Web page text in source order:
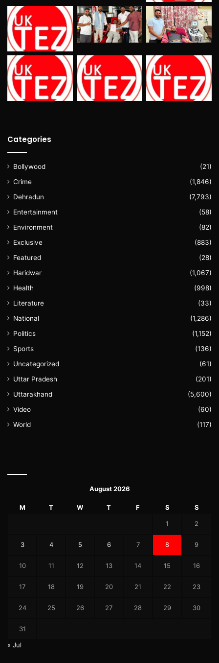
Categories
Bollywood
(21)
Crime
(1,846)
Dehradun
(7,793)
Entertainment
(58)
Environment
(82)
Exclusive
(883)
Featured
(28)
Haridwar
(1,067)
Health
(998)
Literature
(33)
National
(1,286)
Politics
(1,152)
Sports
(136)
Uncategorized
(61)
Uttar Pradesh
(201)
Uttarakhand
(5,600)
Video
(60)
World
(117)
August 2026
M T W T F S S
1 2
3 4 5 6 7 8 9
10 11 12 13 14 15 16
17 18 19 20 21 22 23
24 25 26 27 28 29 30
31
« Jul